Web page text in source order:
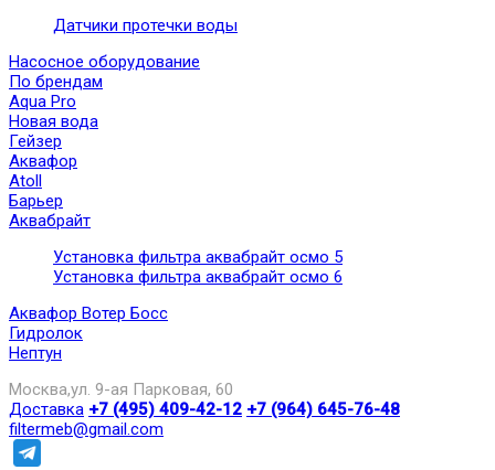
Датчики протечки воды
Насосное оборудование
По брендам
Aqua Pro
Новая вода
Гейзер
Аквафор
Atoll
Барьер
Аквабрайт
Установка фильтра аквабрайт осмо 5
Установка фильтра аквабрайт осмо 6
Аквафор Вотер Босс
Гидролок
Нептун
Москва,ул. 9-ая Парковая, 60
Доставка +7 (495) 409-42-12 +7 (964) 645-76-48
filtermeb@gmail.com